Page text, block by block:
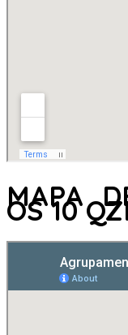
MAPA
OS 10